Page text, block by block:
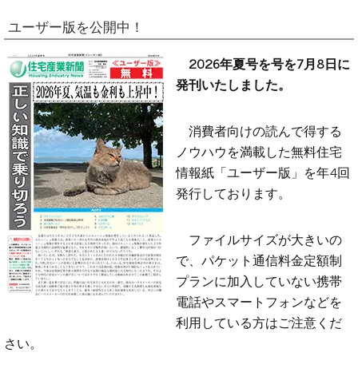
ユーザー版を公開中！
2026年夏号を号を7月8日に
発刊いたしました。
消費者向けの読んで得する
ノウハウを満載した無料住宅
情報紙「ユーザー版」を年4回
発行しております。
ファイルサイズが大きいの
で、パケット通信料金定額制
プランに加入していない携帯
電話やスマートフォンなどを
利用している方はご注意くだ
さい。